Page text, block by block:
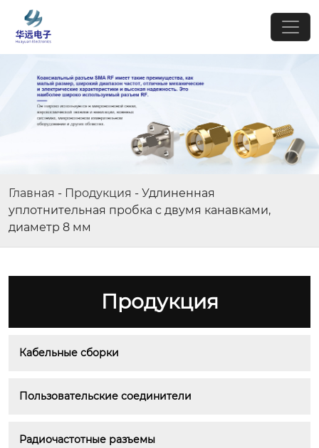
Главная - Продукция - Удлиненная
уплотнительная пробка с двумя канавками,
диаметр 8 мм
Продукция
Кабельные сборки
Пользовательские соединители
Радиочастотные разъемы